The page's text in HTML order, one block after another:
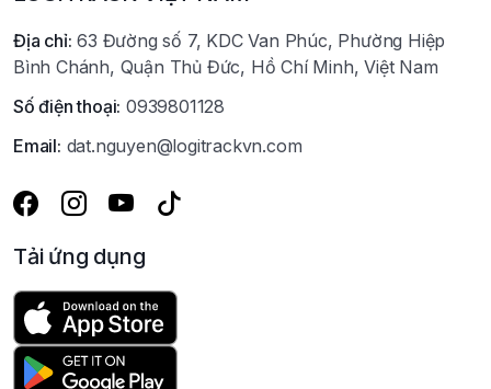
Địa chỉ: 63 Đường số 7, KDC Van Phúc, Phường Hiệp
Bình Chánh, Quận Thủ Đức, Hồ Chí Minh, Việt Nam
Số điện thoại: 0939801128
Email: dat.nguyen@logitrackvn.com
Tải ứng dụng